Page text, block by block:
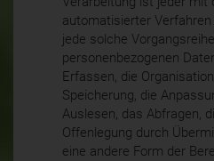
automatisierter
jede solche
personenbezogenen
Erfassen, die
Speicherung, die
Auslesen, das Abfragen,
Offenlegung durch
eine andere Form der